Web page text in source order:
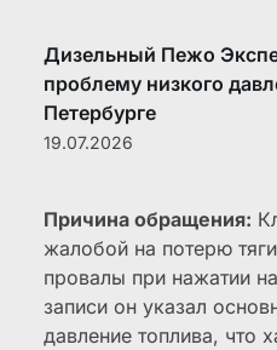
Дизельный Пежо
проблему низкого
Петербурге
19.07.2026
Причина обращения:
жалобой на потерю
провалы при нажатии
записи он указал
давление топлива, что